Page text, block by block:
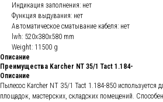
Индикация заполнения: нет
Функция выдувания: нет
Автоматическое сматывание кабеля: нет
lwh: 520x380x580 mm
Weight: 11500 g
Описание
Преимущества Karcher NT 35/1 Tact 1.184-
Описание
Пылесос Karcher NT 35/1 Tact 1.184-850 используется
площадок, мастерских, складских помещений.